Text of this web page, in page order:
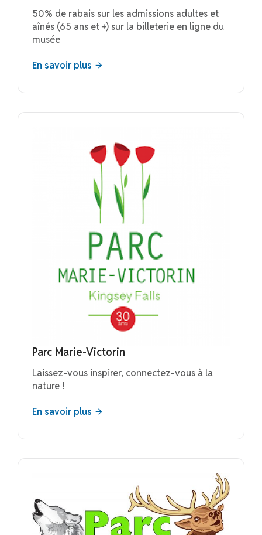
50% de rabais sur les admissions adultes et
aînés (65 ans et +) sur la billeterie en ligne du
musée
En savoir plus
Parc Marie-Victorin
Laissez-vous inspirer, connectez-vous à la
nature !
En savoir plus